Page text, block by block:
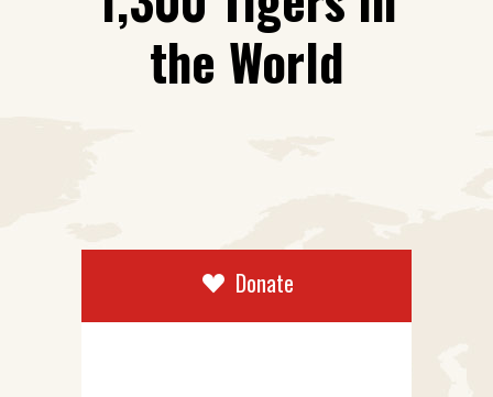
the World
Donate